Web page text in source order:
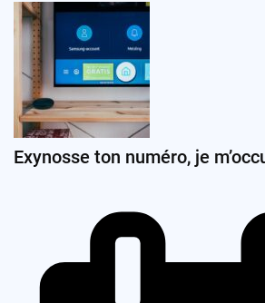
Exynosse ton numéro, je